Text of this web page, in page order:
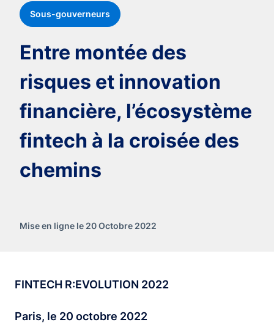
Sous-gouverneurs
Entre montée des
risques et innovation
financière, l’écosystème
fintech à la croisée des
chemins
Mise en ligne le 20 Octobre 2022
FINTECH R:EVOLUTION 2022
Paris, le 20 octobre 2022